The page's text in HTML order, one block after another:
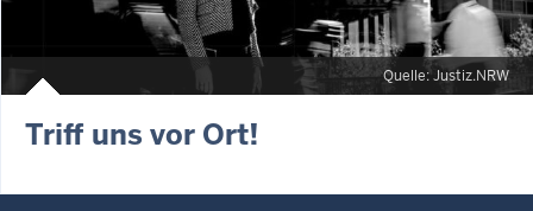
Quelle: Justiz.NRW
Triff uns vor Ort!